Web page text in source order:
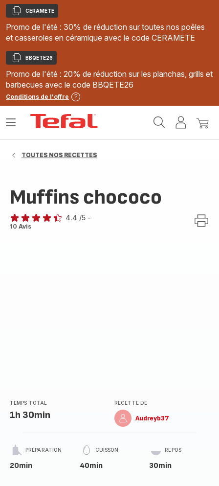
Copier
CERAMETE
Promo de l'été : 30% de réduction sur toutes nos poêles
et casseroles en céramique avec le code CERAMETE
Copier
BBQETE26
Promo de l'été : 20% de réduction sur les planchas, grills et
barbecues avec le code BBQETE26
Conditions de l'offre
MonMon
Ouvrir
TOUTES NOS RECETTES
Muffins chococo
ratings.4.4
4.4 /5 -
10 Avis
TEMPS TOTAL
1h 30min
RECETTE DE
Audreyb37
PRÉPARATION
20min
CUISSON
40min
REPOS
30min